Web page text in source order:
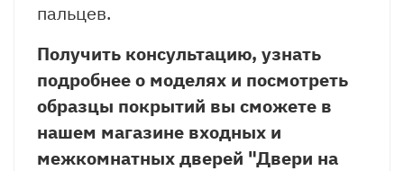
пальцев.
Получить консультацию, узнать
подробнее о моделях и посмотреть
образцы покрытий вы сможете в
нашем магазине входных и
межкомнатных дверей "Двери на